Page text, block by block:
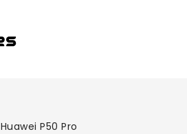
Huawei P50 Pro